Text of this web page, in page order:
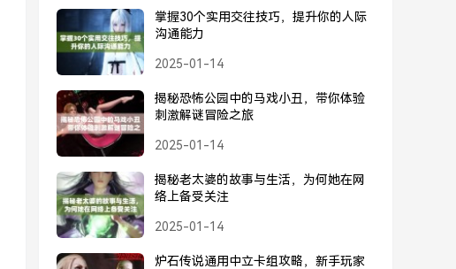
掌握30个实用交往技巧，提升你的人际
沟通能力
2025-01-14
揭秘恐怖公园中的马戏小丑，带你体验
刺激解谜冒险之旅
2025-01-14
揭秘老太婆的故事与生活，为何她在网
络上备受关注
2025-01-14
炉石传说通用中立卡组攻略，新手玩家